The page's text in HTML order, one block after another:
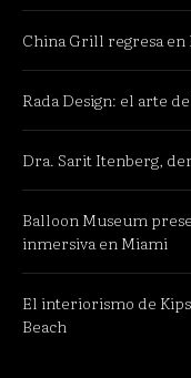
China Grill regresa en
Rada Design: el arte
Dra. Sarit Itenberg,
Balloon Museum
inmersiva en Miami
El interiorismo de
Beach